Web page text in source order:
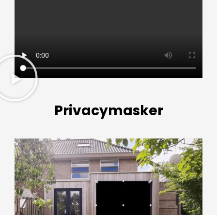
Privacymasker